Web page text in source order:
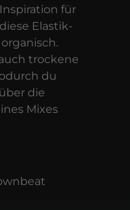
für
Elastik-
trockene
du
die
Mixes